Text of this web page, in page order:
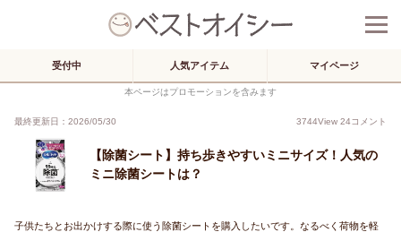
受付中 人気アイテム マイページ
本ページはプロモーションを含みます
最終更新日：2026/05/30 3744View 24コメント
【除菌シート】持ち歩きやすいミニサイズ！人気の
ミニ除菌シートは？
子供たちとお出かけする際に使う除菌シートを購入したいです。なるべく荷物を軽